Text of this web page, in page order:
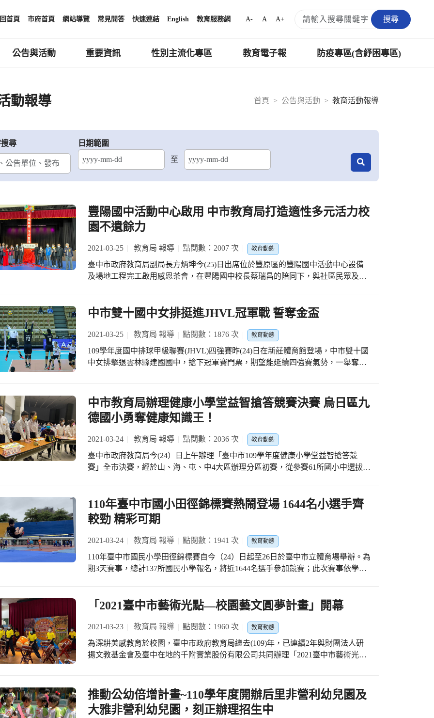
回首頁 市府首頁 網站導覽 常見問答 快速連結 English 教育服務網 A- A A+ 搜尋
公告與活動 重要資訊 性別主流化專區 教育電子報 防疫專區(含紓困專區)
首頁 公告與活動 教育活動報導
動報導
尋
日期範圍
至
結束日期
豐陽國中活動中心啟用 中市教育局打造適性多元活力校
園不遺餘力
2021-03-25 教育局 報導 點閱數：2007 次 教育動態
臺中市政府教育局副局長方炳坤今(25)日出席位於豐原區的豐陽國中活動中心設備
及場地工程完工啟用感恩茶會，在豐陽國中校長蔡瑞昌的陪同下，與社區民眾及全
建，內部設備及籃球場地工程獲中央補助1,346萬元及市府補助434萬元，在中央與
境，各界貴賓歡欣齊聚表達賀意。 豐陽國中在歷任校長及師長努力下，成立各式特
色班級，提供豐原區學生適性揚才舞臺，包含藝才班(美術班、舞蹈班)、體育班(籃
球、棒球、滑冰專項)、技藝班(專班、學程班)及合唱團，每年辦理「豐陽雩舞．天
計6,280萬元，興建多功能活動中心及購置相關設施，除了能提供校內師生安全優質
的教學空間及體育團隊的訓練環境外，亦可嘉惠社區民眾，共享優質休閒空間。 豐
布幕，可供專業表演，另有木質籃球場地，輔以防護墊及電子計分設備，可完整保
護籃球隊隊員的訓練安全，更可以辦理各項球類運動賽事，整體帶動學校運動風
氣。感謝市府對基層學校教育發展的重視，以及各級民意代表、地方仕紳、家長會
等多方協助，完工啟用將為豐陽國中注入充沛、嶄新的生命力。
中市雙十國中女排挺進JHVL冠軍戰 誓奪金盃
2021-03-25 教育局 報導 點閱數：1876 次 教育動態
109學年度國中排球甲級聯賽(JHVL)四強賽昨(24)日在新莊體育館登場，中市雙十國
中女排擊退雲林縣建國國中，搶下冠軍賽門票，期望能延續四強賽氣勢，一舉奪
三局不敵建國的火力強攻連失兩局，第四局兩隊比分互咬，雙十女將們以絕佳的團
隊默契將局數扳成平手，決勝局雙十國中充分展現求勝的企圖心，澆熄對手反撲氣
焰，終場以3:2力克建國國中闖進冠軍戰。另潭秀國中男排則以1:3敗給屏東縣新園國
基層選手，三級銜接體制運作有成，感謝師長、教練、家長及臺中市體育總會排球
委員會的付出與努力。 今(25)日潭秀國中男排將於12點爭取季軍，雙十國中女排則
將於下午4點與屏東縣新園國中角逐后冠，請市民一起關注比賽，支持臺中市運動團
中市教育局辦理健康小學堂益智搶答競賽決賽 烏日區九
德國小勇奪健康知識王！
2021-03-24 教育局 報導 點閱數：2036 次 教育動態
臺中市政府教育局今(24）日上午辦理「臺中市109學年度健康小學堂益智搶答競
賽」全市決賽，經於山、海、屯、中4大區辦理分區初賽，從參賽61所國小中選拔出
年度健康知識王，並由大雅區三和國小、大雅區六寶國小、沙鹿區鹿峰國小、大里
區內新國小、南屯區文山國小分別榮獲第二名至第六名佳績。 為鼓勵全市國小學生
主動學習全面性、完整性、正確性的衛生教育知識以及推廣預防保健之概念，並發
展多元衛生教育之形式，臺中市政府教育局自110年3月16日起至3月19日止分別於南
屯區文山國民小學、梧棲區梧棲國民小學、神岡區豐洲國民小學及大里區大元國民
小學進行分區初賽，全市共有61所國小報名參賽，並由各區選拔出計13所學校進入
全市決賽。 代表南屯區文山國小的蔡姓同學說，他們從寒假就開始積極準備這個比
下課時間練習、模擬搶答比賽的狀況，在參賽過程中，他們學到的除了健康促進各
堂益智搶答競賽題目內涵包含了健康促進學校的六大健康議題—健康體位、視力保
健、口腔衛生、性教育(含愛滋病防治)、菸檳害防制、正確用藥(含全民健保)，為提
升學生參與度，自107學年度起更調整部分搶答遊戲規則，讓每隊參賽隊伍皆有答題
位隊員獲頒獎狀1紙；第二名隊伍獲頒獎勵金(或等值獎品)10,000元、每位隊員獲頒
獎狀1紙。第三名隊伍獲頒獎勵金(或等值獎品)8,000元、每位隊員獲頒獎狀1紙！
110年臺中市國小田徑錦標賽熱鬧登場 1644名小選手齊
較勁 精彩可期
2021-03-24 教育局 報導 點閱數：1941 次 教育動態
110年臺中市國民小學田徑錦標賽自今（24）日起至26日於臺中市立體育場舉辦。為
期3天賽事，總計137所國民小學報名，將近1644名選手參加競賽；此次賽事依學校
次賽事，選拔出代表臺中市參加今年五月在新竹縣舉辦之全國國民小學田徑錦標賽
原則，教育局除進行實名制登記、量測體溫、配戴口罩、執行出入口管制、加強個
人衛生防護等防疫措施外，並取消開幕典禮、不開放觀賽，落實人流控管、降低群
聚風險，防疫工作不鬆懈。 教育局更進一步指出，感謝臺中市體育總會田徑委員
局將持續推展田徑運動，提升學生體能，營造活力校園。
「2021臺中市藝術光點—校園藝文圓夢計畫」開幕
2021-03-23 教育局 報導 點閱數：1960 次 教育動態
為深耕美感教育於校園，臺中市政府教育局繼去(109)年，已連續2年與財團法人研
揚文教基金會及臺中在地的千附實業股份有限公司共同辦理「2021臺中市藝術光點
費係由財團法人研揚文教基金會及千附實業股份有限公司共同贊助，活動內容精彩
豐富，包含「世界繪本暨插畫巡迴展」、「e-school繪本創意數位化教材」、「臺北
藝術探索見學之旅」、「藝術好好玩校園戲劇巡演」等四大主軸。參與計畫的學校
推動公幼倍增計畫~110學年度開辦后里非營利幼兒園及
大雅非營利幼兒園，刻正辦理招生中